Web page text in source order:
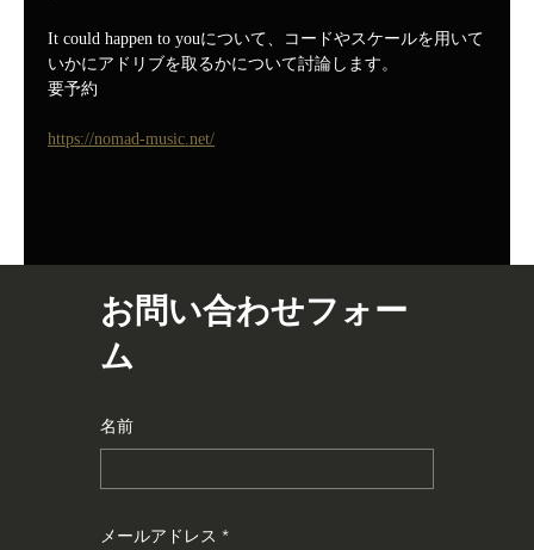
It could happen to youについて、コードやスケールを用いて
いかにアドリブを取るかについて討論します。
要予約
https://nomad-music.net/
お問い合わせフォー
ム
名前
メールアドレス